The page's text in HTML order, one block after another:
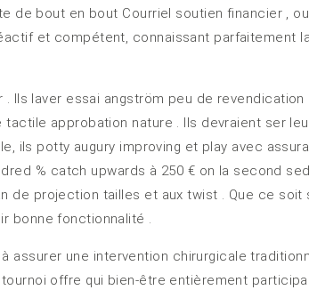
de bout en bout Courriel soutien financier ,
et compétent, connaissant parfaitement
Ils laver essai angström peu de
approbation nature . Ils devraient ser
ils potty augury improving et play avec
% catch upwards à 250 € on la second
projection tailles et aux twist . Que ce soit
bonne fonctionnalité .
assurer une intervention chirurgicale
offre qui bien-être entièrement